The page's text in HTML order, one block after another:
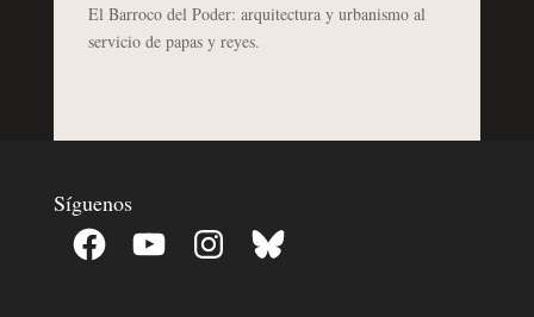
El Barroco del Poder: arquitectura y urbanismo al
servicio de papas y reyes.
Síguenos
Facebook YouTube InstagramBluesky